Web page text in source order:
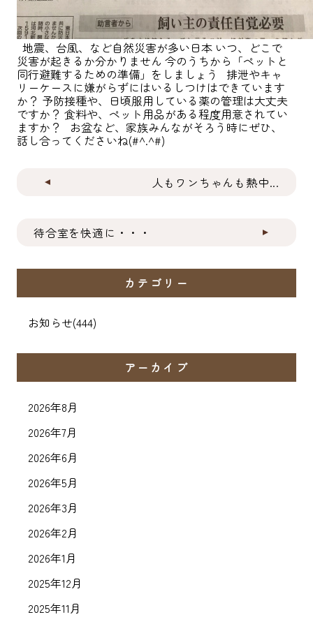
地震、台風、など自然災害が多い日本 いつ、どこで
災害が起きるか分かりません 今のうちから「ペットと
同行避難するための準備」をしましょう 排泄やキャ
リーケースに嫌がらずにはいるしつけはできています
か？ 予防接種や、日頃服用している薬の管理は大丈夫
ですか？ 食料や、ペット用品がある程度用意されてい
ますか？ お盆など、家族みんながそろう時にぜひ、
話し合ってくださいね(#^.^#)
人もワンちゃんも熱中...
待合室を快適に・・・
カテゴリー
お知らせ(444)
アーカイブ
2026年8月
2026年7月
2026年6月
2026年5月
2026年3月
2026年2月
2026年1月
2025年12月
2025年11月